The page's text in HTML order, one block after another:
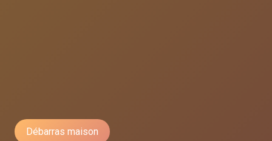
Débarras maison